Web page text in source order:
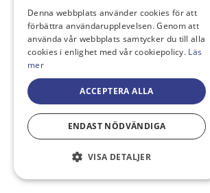
Denna webbplats använder cookies för att
förbättra användarupplevelsen. Genom att
använda vår webbplats samtycker du till alla
cookies i enlighet med vår cookiepolicy. Läs
mer
ACCEPTERA ALLA
ENDAST NÖDVÄNDIGA
VISA DETALJER